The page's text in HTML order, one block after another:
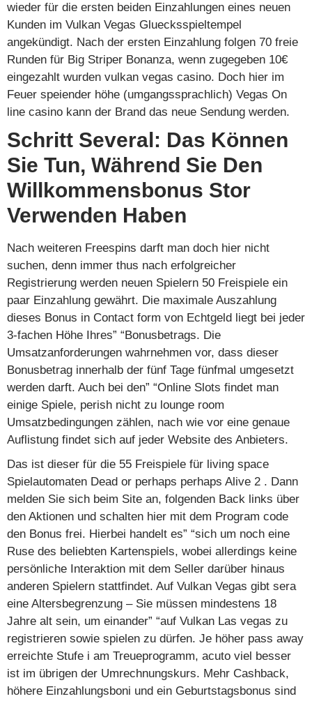
wieder für die ersten beiden Einzahlungen eines neuen
Kunden im Vulkan Vegas Gluecksspieltempel
angekündigt. Nach der ersten Einzahlung folgen 70 freie
Runden für Big Striper Bonanza, wenn zugegeben 10€
eingezahlt wurden vulkan vegas casino. Doch hier im
Feuer speiender höhe (umgangssprachlich) Vegas On
line casino kann der Brand das neue Sendung werden.
Schritt Several: Das Können
Sie Tun, Während Sie Den
Willkommensbonus Stor
Verwenden Haben
Nach weiteren Freespins darft man doch hier nicht
suchen, denn immer thus nach erfolgreicher
Registrierung werden neuen Spielern 50 Freispiele ein
paar Einzahlung gewährt. Die maximale Auszahlung
dieses Bonus in Contact form von Echtgeld liegt bei jeder
3-fachen Höhe Ihres” “Bonusbetrags. Die
Umsatzanforderungen wahrnehmen vor, dass dieser
Bonusbetrag innerhalb der fünf Tage fünfmal umgesetzt
werden darft. Auch bei den” “Online Slots findet man
einige Spiele, perish nicht zu lounge room
Umsatzbedingungen zählen, nach wie vor eine genaue
Auflistung findet sich auf jeder Website des Anbieters.
Das ist dieser für die 55 Freispiele für living space
Spielautomaten Dead or perhaps perhaps Alive 2 . Dann
melden Sie sich beim Site an, folgenden Back links über
den Aktionen und schalten hier mit dem Program code
den Bonus frei. Hierbei handelt es” “sich um noch eine
Ruse des beliebten Kartenspiels, wobei allerdings keine
persönliche Interaktion mit dem Seller darüber hinaus
anderen Spielern stattfindet. Auf Vulkan Vegas gibt sera
eine Altersbegrenzung – Sie müssen mindestens 18
Jahre alt sein, um einander” “auf Vulkan Las vegas zu
registrieren sowie spielen zu dürfen. Je höher pass away
erreichte Stufe i am Treueprogramm, acuto viel besser
ist im übrigen der Umrechnungskurs. Mehr Cashback,
höhere Einzahlungsboni und ein Geburtstagsbonus sind